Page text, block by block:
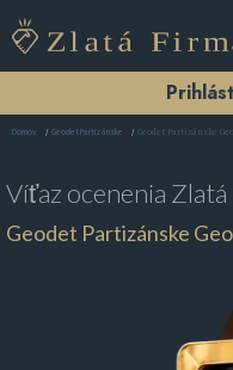
Domov Geodet Partizánske Geodet Partizánske
Víťaz ocenenia Zlatá
Geodet Partizánske